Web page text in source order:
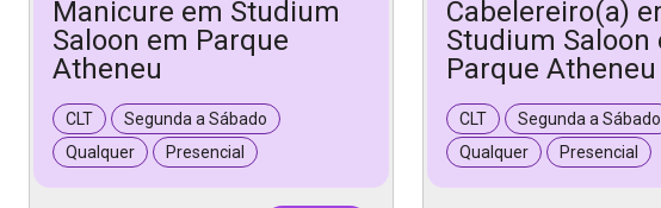
Manicure em Studium
Saloon em Parque
Atheneu
CLT
Segunda a Sábado
Qualquer
Presencial
Cabelereiro(a)
Studium Saloon
Parque Atheneu
CLT
Segunda a Sábado
Qualquer
Presencial